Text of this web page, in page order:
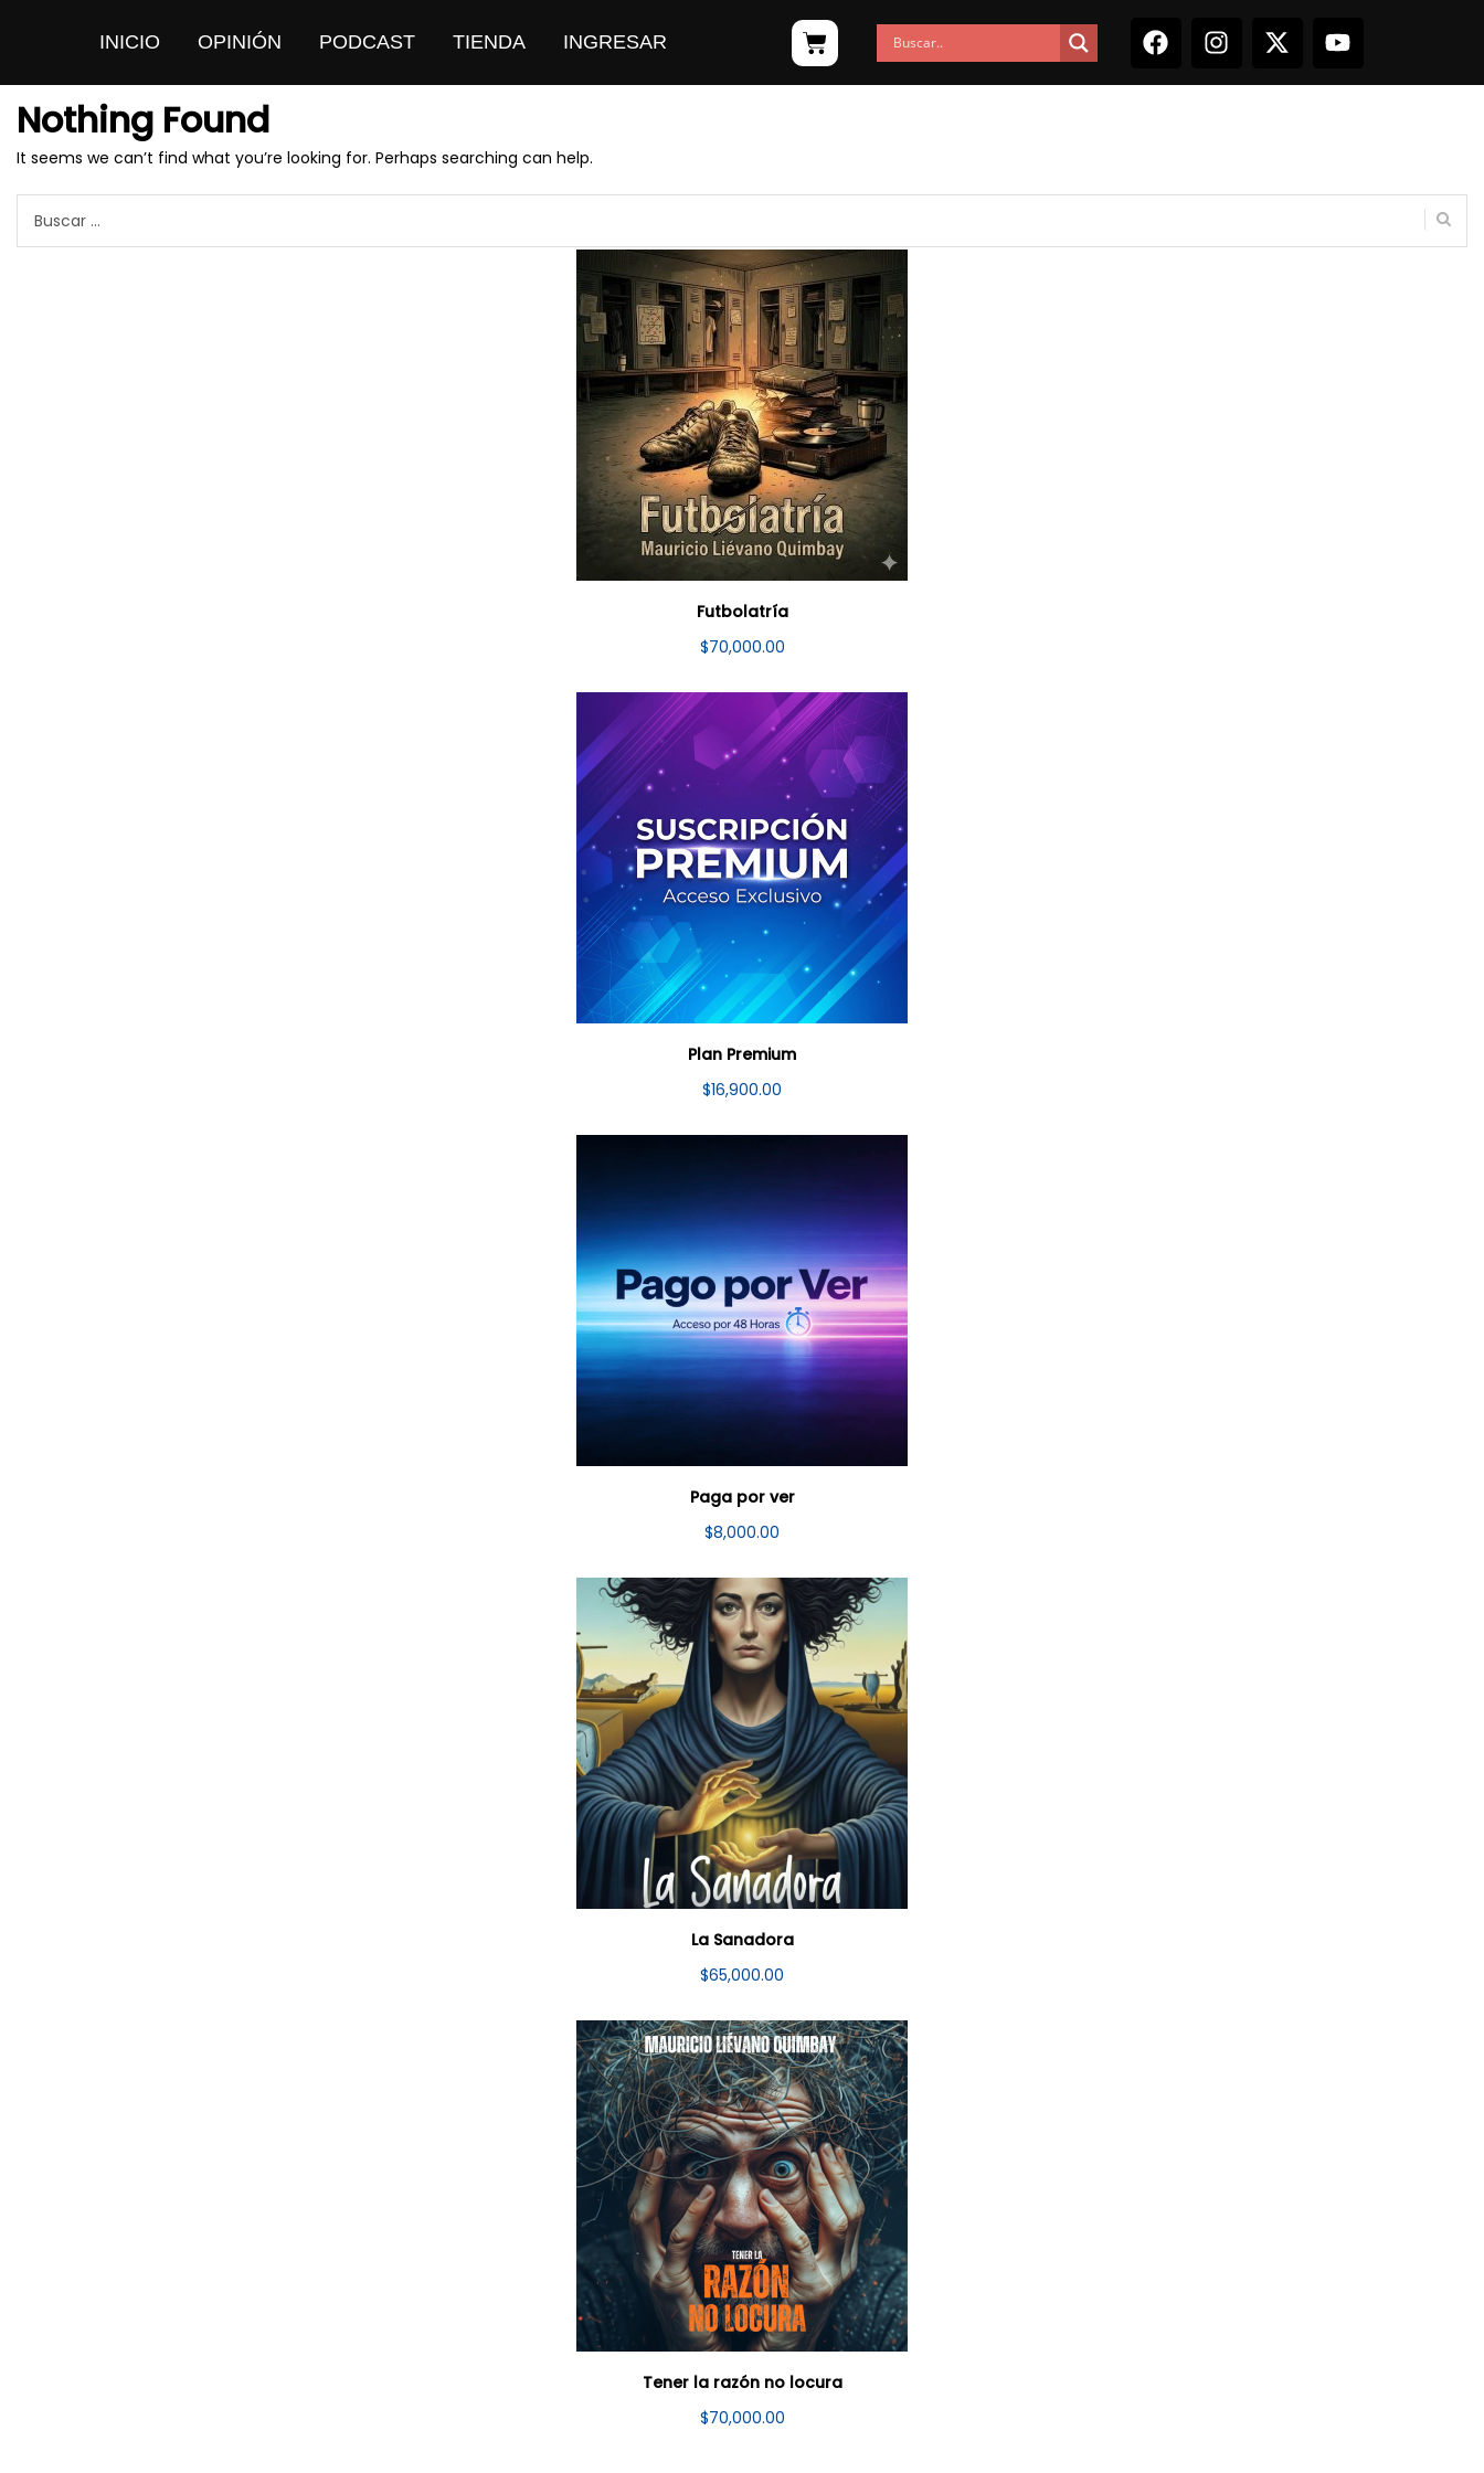
INICIO OPINIÓN PODCAST TIENDA INGRESAR
Nothing Found
It seems we can’t find what you’re looking for. Perhaps searching can help.
Futbolatría
$70,000.00
Plan Premium
$16,900.00
Paga por ver
$8,000.00
La Sanadora
$65,000.00
Tener la razón no locura
$70,000.00